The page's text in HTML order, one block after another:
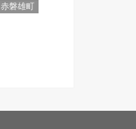
赤磐雄町